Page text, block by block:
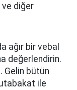
ve diğer
ağır bir vebal
değerlendirin.
Gelin bütün
ile